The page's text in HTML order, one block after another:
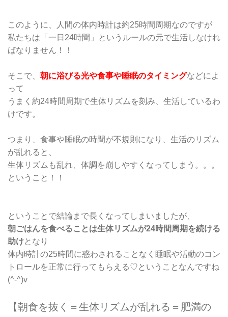
このように、人間の体内時計は約25時間周期なのですが
私たちは「一日24時間」というルールの元で生活しなけれ
ばなりません！！
そこで、 朝に浴びる光や食事や睡眠のタイミングなどによ
って
うまく約24時間周期で生体リズムを刻み、生活しているわ
けです。
つまり、食事や睡眠の時間が不規則になり、生活のリズム
が乱れると、
生体リズムも乱れ、体調を崩しやすくなってしまう。。。
ということ！！
ということで結論まで長くなってしまいましたが、
朝ごはんを食べることは生体リズムが24時間周期を続ける
助けとなり
体内時計の25時間に惑わされることなく睡眠や活動のコン
トロールを正常に行ってもらえる♡ということなんですね
(^-^)v
【朝食を抜く＝生体リズムが乱れる＝肥満の